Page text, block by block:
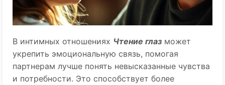
В интимных отношениях Чтение глаз может
укрепить эмоциональную связь, помогая
партнерам лучше понять невысказанные чувства
и потребности. Это способствует более